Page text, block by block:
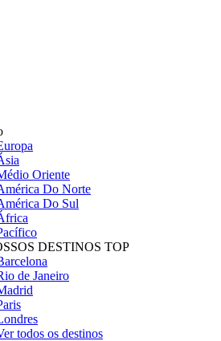
Oriente
Do Norte
Do Sul
DESTINOS TOP
de Janeiro
todos os destinos